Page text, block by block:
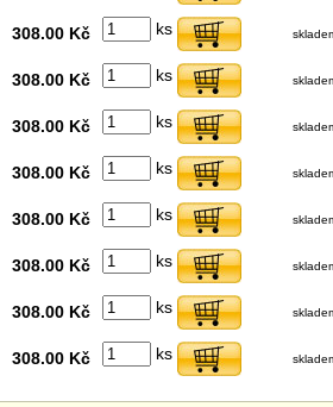
308.00 Kč ks
308.00 Kč ks
308.00 Kč ks
308.00 Kč ks
308.00 Kč ks
308.00 Kč ks
308.00 Kč ks
308.00 Kč ks